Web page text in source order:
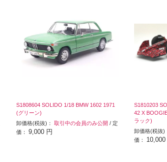
S1808604 SOLIDO 1/18 BMW 1602 1971
(グリーン)
卸価格(税抜)： 取引中の会員のみ公開 / 定
価： 9,000 円
S1810203
42 X
ラック)
卸価格(税抜)
価： 10,000